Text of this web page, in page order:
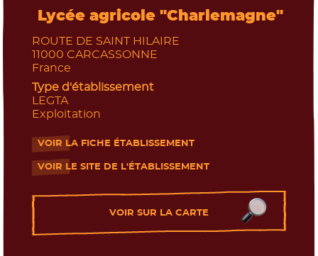
Les établissements près de chez moi
Lycée agricole "Charlemagne"
ROUTE DE SAINT HILAIRE
11000 CARCASSONNE
France
Type d'établissement
LEGTA
Exploitation
VOIR LA FICHE ÉTABLISSEMENT
- Nouvelle fenêtre
VOIR LE SITE DE L'ÉTABLISSEMENT
- Nouvelle fenêtre
VOIR SUR LA CARTE